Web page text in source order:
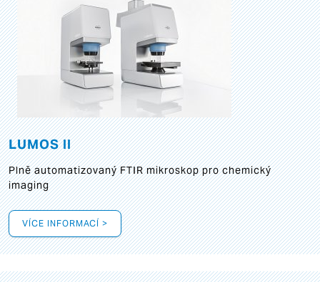
LUMOS II
Plně automatizovaný FTIR mikroskop pro chemický
imaging
VÍCE INFORMACÍ >